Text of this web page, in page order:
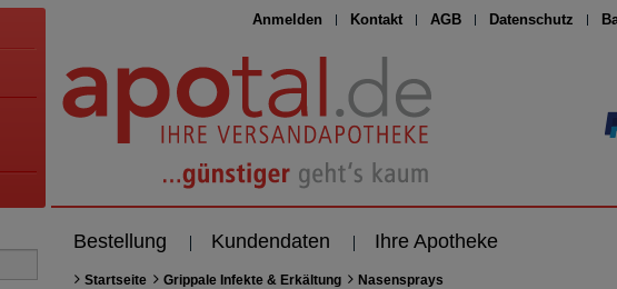
Anmelden Kontakt AGB Datenschutz
Bestellung Kundendaten Ihre Apotheke
Startseite Grippale Infekte & Erkältung Nasensprays